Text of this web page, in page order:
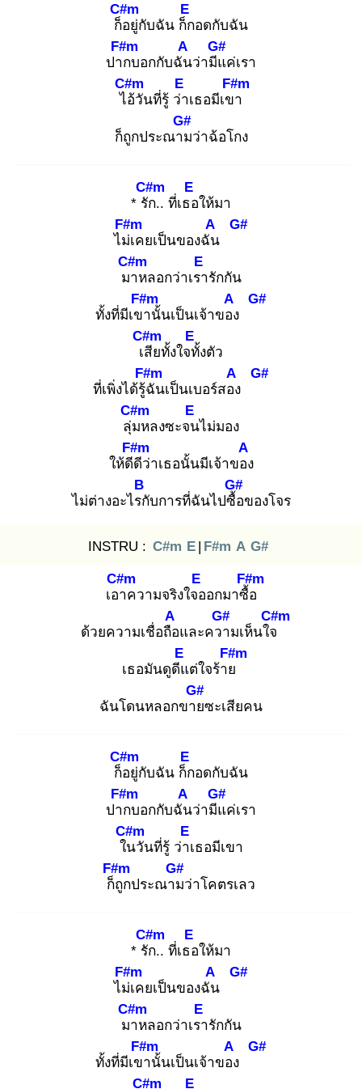
ก็อ
C#m
ยู่กับฉัน ก็ก
E
อดกับฉัน
ปาก
F#m
บอกกับฉัน
A
ว่ามีแ
G#
ค่เรา
ไอ้
C#m
วันที่รู้ ว่า
E
เธอมีเขา
F#m
ก็ถูกประณาม
G#
ว่าฉ้อโกง
* รัก
C#m
.. ที่เธอ
E
ให้มา
ไม่เ
F#m
คยเป็นของฉัน
A G#
มา
C#m
หลอกว่าเรา
E
รักกัน
ทั้งที่มีเขา
F#m
นั้นเป็นเจ้าของ
A G#
เสี
C#m
ยทั้งใจทั้
E
งตัว
ที่เพิ่งได้รู้ฉั
F#m
นเป็นเบอร์สอง
A G#
ลุ่ม
C#m
หลงซะจน
E
ไม่มอง
ให้ดีดี
F#m
ว่าเธอนั้นมีเจ้าของ
A
ไม่ต่างอะไรกั
B
บการที่ฉันไปซื้อ
G#
ของโจร
INSTRU : C#m E | F#m A G#
เอา
C#m
ความจริงใจอ
E
อกมาซื้อ
F#m
ด้วยความเชื่อถือ
A
และควา
G#
มเห็นใจ
C#m
เธอมันดูดีแ
E
ต่ใจร้าย
F#m
ฉันโดนหลอกขาย
G#
ซะเสียคน
ก็อ
C#m
ยู่กับฉัน ก็ก
E
อดกับฉัน
ปาก
F#m
บอกกับฉัน
A
ว่ามีแ
G#
ค่เรา
ใน
C#m
วันที่รู้ ว่าเ
E
ธอมีเขา
ก็ถู
F#m
กประณาม
G#
ว่าโคตรเลว
* รัก
C#m
.. ที่เธอ
E
ให้มา
ไม่เ
F#m
คยเป็นของฉัน
A G#
มา
C#m
หลอกว่าเรา
E
รักกัน
ทั้งที่มีเขา
F#m
นั้นเป็นเจ้าของ
A G#
C#m E